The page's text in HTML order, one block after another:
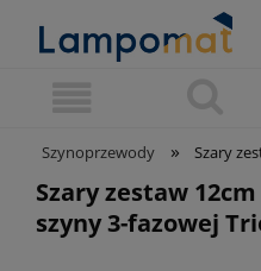
Szynoprzewody » Szary
Szary zestaw
szyny 3-fazowej